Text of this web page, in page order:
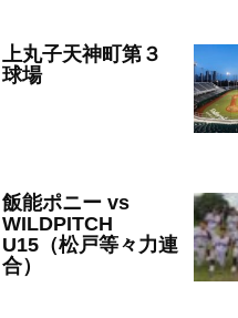
上丸子天神町第３
球場
飯能ポニー vs
WILDPITCH
U15（松戸等々力連
合）